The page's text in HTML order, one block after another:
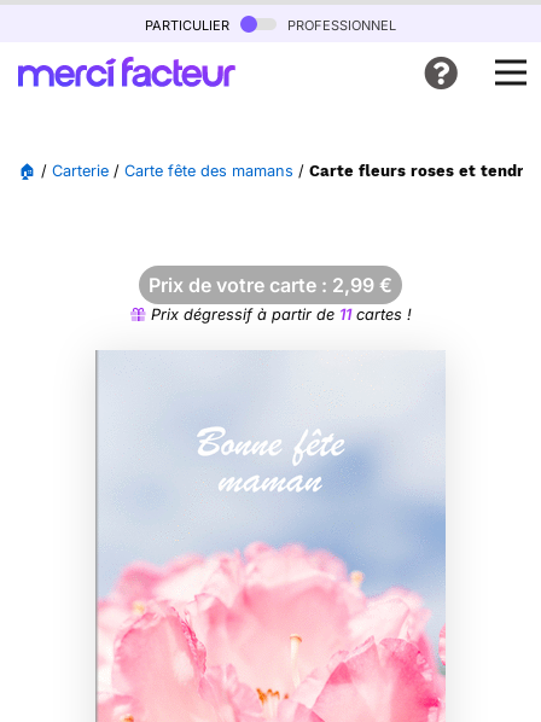
particulier professionnel
🏠 / Carterie / Carte fête des mamans / Carte fleurs roses et
Prix de votre carte : 2,99 €
Prix dégressif à partir de 11cartes !